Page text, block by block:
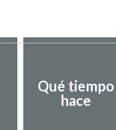
Qué tiempo
hace